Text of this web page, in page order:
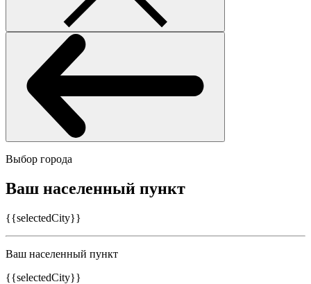
Выбор города
Ваш населенный пункт
{{selectedCity}}
Ваш населенный пункт
{{selectedCity}}